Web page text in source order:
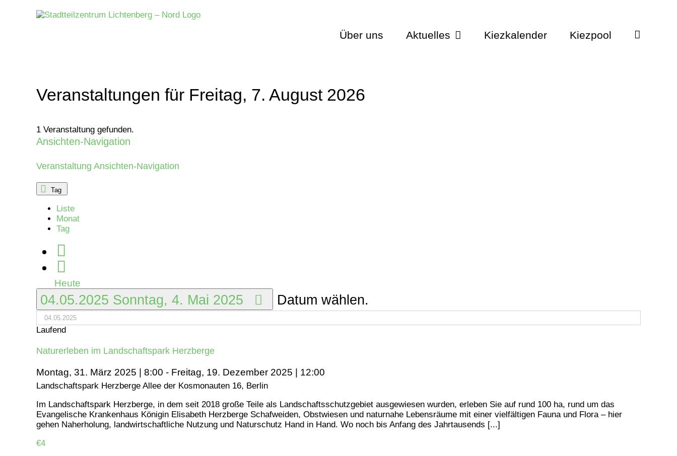
Über uns Aktuelles Kiezkalender Kiezpool
Veranstaltungen für Freitag, 7. August 2026
1 Veranstaltung gefunden.
Veranstaltungen
für
Sonntag,
4.
Mai
2025
Ansichten-Navigation
Veranstaltung Ansichten-Navigation
Tag
Liste
Monat
Tag
Heute
04.05.2025 Sonntag, 4. Mai 2025 Datum wählen.
Laufend
Naturerleben im Landschaftspark Herzberge
Montag, 31. März 2025 | 8:00 - Freitag, 19. Dezember 2025 | 12:00
Landschaftspark Herzberge Allee der Kosmonauten 16, Berlin
Im Landschaftspark Herzberge, in dem seit 2018 große Teile als Landschaftsschutzgebiet ausgewiesen wurden, erleben Sie auf rund 100 ha, rund um das
Evangelische Krankenhaus Königin Elisabeth Herzberge Schafweiden, Obstwiesen und naturnahe Lebensräume mit einer vielfältigen Fauna und Flora – hier
gehen Naherholung, landwirtschaftliche Nutzung und Naturschutz Hand in Hand. Wo noch bis Anfang des Jahrtausends [...]
€4